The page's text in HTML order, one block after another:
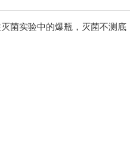
菌实验中的爆瓶，灭菌不测底